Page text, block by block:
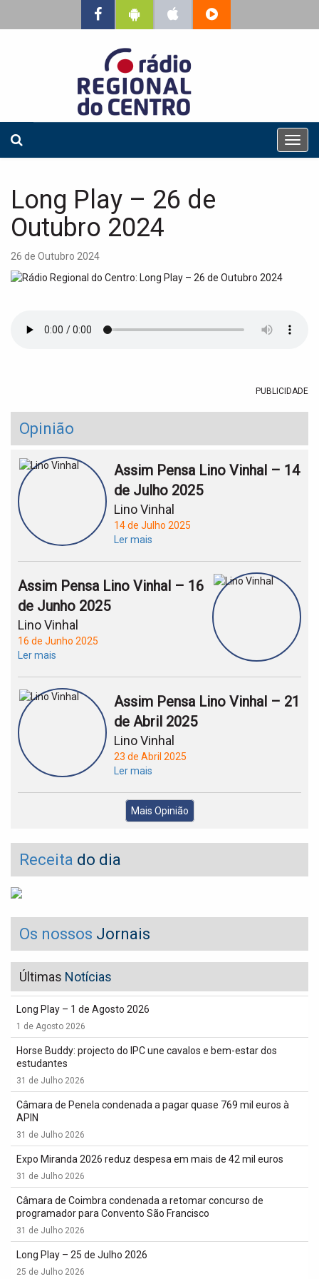
T
o
Long Play – 26 de
Outubro 2024
26 de Outubro 2024
PUBLICIDADE
Opinião
Assim Pensa Lino Vinhal – 14
de Julho 2025
Lino Vinhal
14 de Julho 2025
Ler mais
Assim Pensa Lino Vinhal – 16
de Junho 2025
Lino Vinhal
16 de Junho 2025
Ler mais
Assim Pensa Lino Vinhal – 21
de Abril 2025
Lino Vinhal
23 de Abril 2025
Ler mais
Mais Opinião
Receita do dia
Os nossos Jornais
Últimas Notícias
Long Play – 1 de Agosto 2026
1 de Agosto 2026
Horse Buddy: projecto do IPC une cavalos e bem-estar dos
estudantes
31 de Julho 2026
Câmara de Penela condenada a pagar quase 769 mil euros à
APIN
31 de Julho 2026
Expo Miranda 2026 reduz despesa em mais de 42 mil euros
31 de Julho 2026
Câmara de Coimbra condenada a retomar concurso de
programador para Convento São Francisco
31 de Julho 2026
Long Play – 25 de Julho 2026
25 de Julho 2026